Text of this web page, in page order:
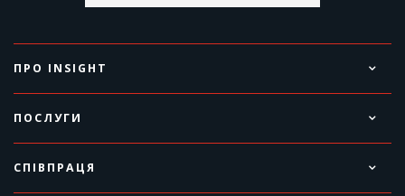
ПРО INSIGHT
ПОСЛУГИ
СПІВПРАЦЯ